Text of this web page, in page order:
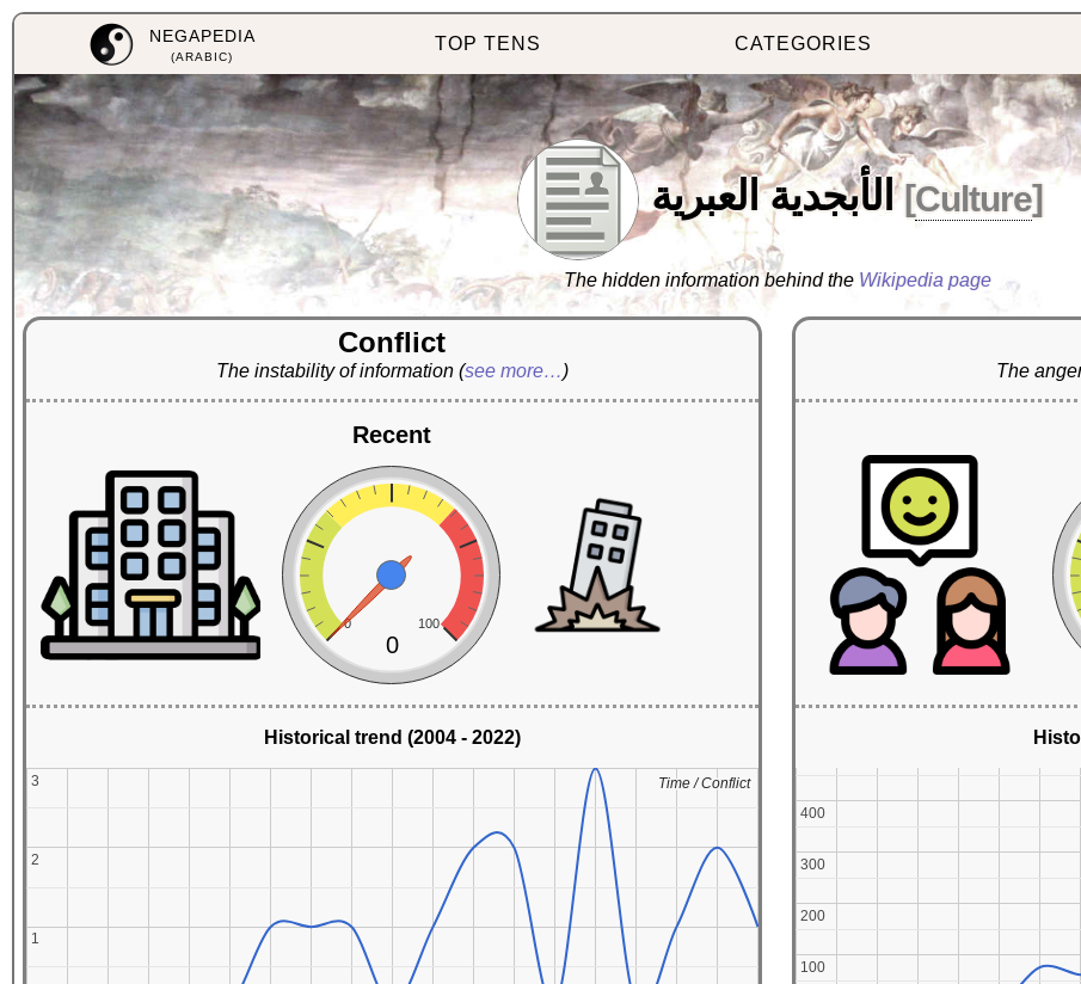
NEGAPEDIA
(ARABIC)
TOP TENS CATEGORIES
الأبجدية العبرية [Culture]
The hidden information behind the Wikipedia page
Conflict
The instability of information (see more…)
Recent
0 100
0
Historical trend (2004 - 2022)
1
1
2
2
3
3 Time / Conflict
Time / Conflict
The
100
100
200
200
300
300
400
400